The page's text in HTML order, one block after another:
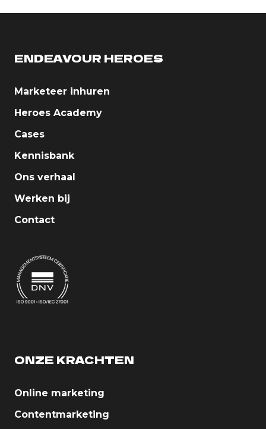
ENDEAVOUR HEROES
Marketeer inhuren
Heroes Academy
Cases
Kennisbank
Ons verhaal
Werken bij
Contact
ONZE KRACHTEN
Online marketing
Contentmarketing